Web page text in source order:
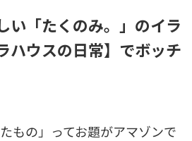
い「たくのみ。」のイラ
ハウスの日常】でボッチ
もの」ってお題がアマゾンで